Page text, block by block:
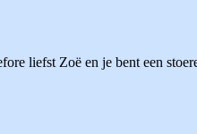
liefst Zoë en je bent een